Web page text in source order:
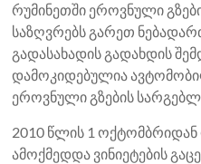
რუმინეთში ეროვნული
საზღვრებს გარეთ
გადასახადის გადახდის
დამოკიდებულია
ეროვნული გზების
2010 წლის 1
ამოქმედდა ვინიეტების